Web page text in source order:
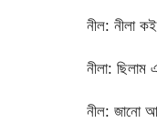
নীল: নীলা
নীলা:
নীল: জানো